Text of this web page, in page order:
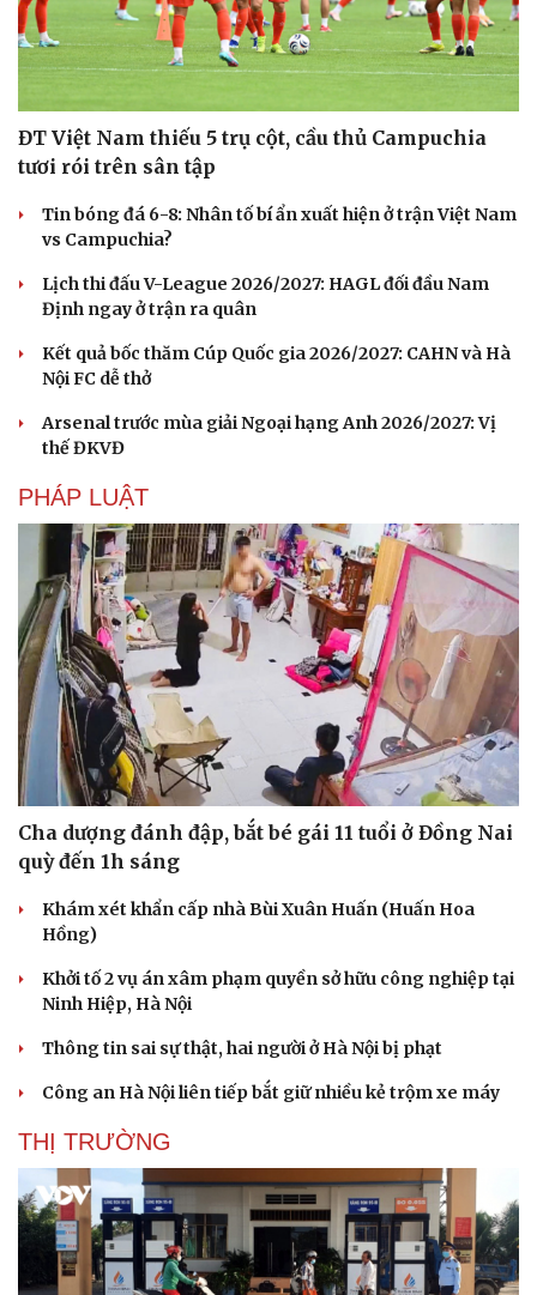
Văn hóa
Sân khấu - Điện ảnh
Văn học
Di sản
Giải trí
Nghệ sĩ
ĐT Việt Nam thiếu 5 trụ cột, cầu thủ Campuchia
tươi rói trên sân tập
Tin bóng đá 6-8: Nhân tố bí ẩn xuất hiện ở trận Việt Nam
vs Campuchia?
Lịch thi đấu V-League 2026/2027: HAGL đối đầu Nam
Định ngay ở trận ra quân
Kết quả bốc thăm Cúp Quốc gia 2026/2027: CAHN và Hà
Nội FC dễ thở
Arsenal trước mùa giải Ngoại hạng Anh 2026/2027: Vị
thế ĐKVĐ
PHÁP LUẬT
Cha dượng đánh đập, bắt bé gái 11 tuổi ở Đồng Nai
quỳ đến 1h sáng
Khám xét khẩn cấp nhà Bùi Xuân Huấn (Huấn Hoa
Hồng)
Khởi tố 2 vụ án xâm phạm quyền sở hữu công nghiệp tại
Ninh Hiệp, Hà Nội
Thông tin sai sự thật, hai người ở Hà Nội bị phạt
Công an Hà Nội liên tiếp bắt giữ nhiều kẻ trộm xe máy
THỊ TRƯỜNG